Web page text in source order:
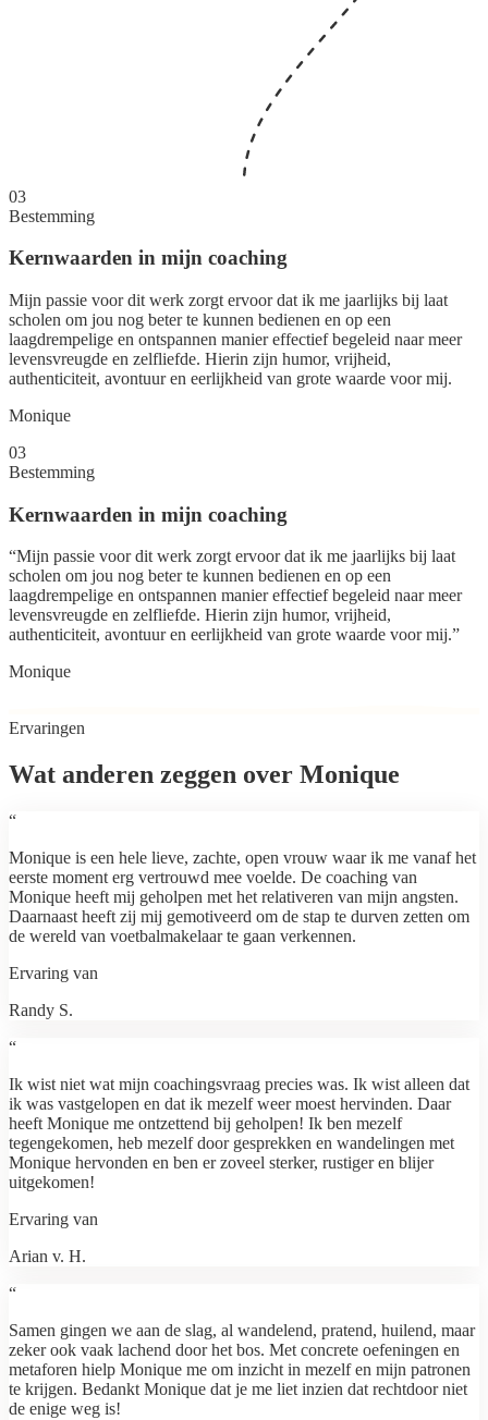
03
Bestemming
Kernwaarden in mijn coaching
Mijn passie voor dit werk zorgt ervoor dat ik me jaarlijks bij laat
scholen om jou nog beter te kunnen bedienen en op een
laagdrempelige en ontspannen manier effectief begeleid naar meer
levensvreugde en zelfliefde. Hierin zijn humor, vrijheid,
authenticiteit, avontuur en eerlijkheid van grote waarde voor mij.
Monique
03
Bestemming
Kernwaarden in mijn coaching
“Mijn passie voor dit werk zorgt ervoor dat ik me jaarlijks bij laat
scholen om jou nog beter te kunnen bedienen en op een
laagdrempelige en ontspannen manier effectief begeleid naar meer
levensvreugde en zelfliefde. Hierin zijn humor, vrijheid,
authenticiteit, avontuur en eerlijkheid van grote waarde voor mij.”
Monique
Ervaringen
Wat anderen zeggen over Monique
“
Monique is een hele lieve, zachte, open vrouw waar ik me vanaf het
eerste moment erg vertrouwd mee voelde. De coaching van
Monique heeft mij geholpen met het relativeren van mijn angsten.
Daarnaast heeft zij mij gemotiveerd om de stap te durven zetten om
de wereld van voetbalmakelaar te gaan verkennen.
Ervaring van
Randy S.
“
Ik wist niet wat mijn coachingsvraag precies was. Ik wist alleen dat
ik was vastgelopen en dat ik mezelf weer moest hervinden. Daar
heeft Monique me ontzettend bij geholpen! Ik ben mezelf
tegengekomen, heb mezelf door gesprekken en wandelingen met
Monique hervonden en ben er zoveel sterker, rustiger en blijer
uitgekomen!
Ervaring van
Arian v. H.
“
Samen gingen we aan de slag, al wandelend, pratend, huilend, maar
zeker ook vaak lachend door het bos. Met concrete oefeningen en
metaforen hielp Monique me om inzicht in mezelf en mijn patronen
te krijgen. Bedankt Monique dat je me liet inzien dat rechtdoor niet
de enige weg is!